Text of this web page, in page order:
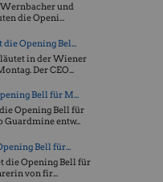
Wernbacher und
die Openi...
Opening Bel...
läutet in der Wiener
Der CEO...
Bell für M...
die Opening Bell für
entw...
Bell für...
die Opening Bell für
von fir...